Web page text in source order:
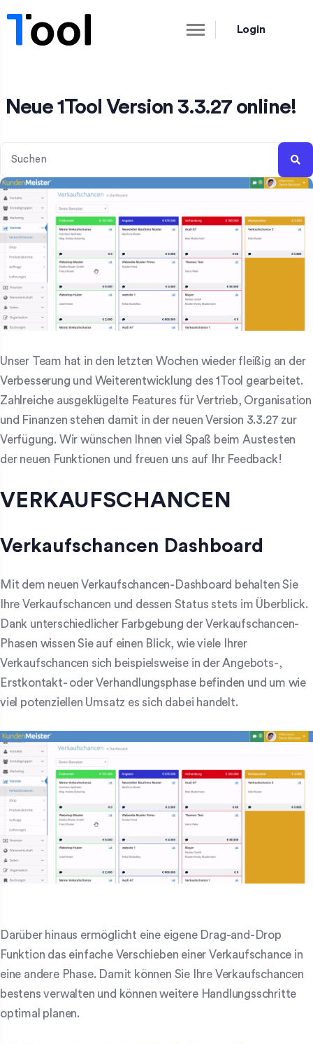
Login
Neue 1Tool Version 3.3.27 online!
Unser Team hat in den letzten Wochen wieder fleißig an der
Verbesserung und Weiterentwicklung des 1Tool gearbeitet.
Zahlreiche ausgeklügelte Features für Vertrieb, Organisation
und Finanzen stehen damit in der neuen Version 3.3.27 zur
Verfügung. Wir wünschen Ihnen viel Spaß beim Austesten
der neuen Funktionen und freuen uns auf Ihr Feedback!
VERKAUFSCHANCEN
Verkaufschancen Dashboard
Mit dem neuen Verkaufschancen-Dashboard behalten Sie
Ihre Verkaufschancen und dessen Status stets im Überblick.
Dank unterschiedlicher Farbgebung der Verkaufschancen-
Phasen wissen Sie auf einen Blick, wie viele Ihrer
Verkaufschancen sich beispielsweise in der Angebots-,
Erstkontakt- oder Verhandlungsphase befinden und um wie
viel potenziellen Umsatz es sich dabei handelt.
Darüber hinaus ermöglicht eine eigene Drag-and-Drop
Funktion das einfache Verschieben einer Verkaufschance in
eine andere Phase. Damit können Sie Ihre Verkaufschancen
bestens verwalten und können weitere Handlungsschritte
optimal planen.